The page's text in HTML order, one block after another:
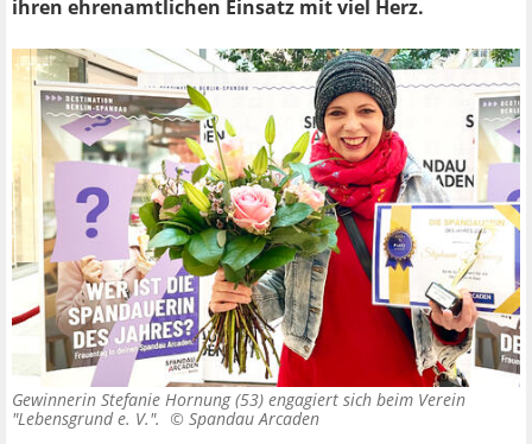
ihren ehrenamtlichen Einsatz mit viel Herz.
Gewinnerin Stefanie Hornung (53) engagiert sich beim Verein
"Lebensgrund e. V.". © Spandau Arcaden